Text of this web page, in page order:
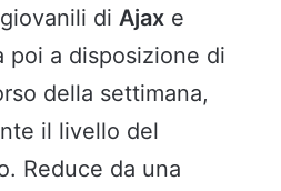
di Ajax e
poi a disposizione di
della settimana,
il livello del
Reduce da una